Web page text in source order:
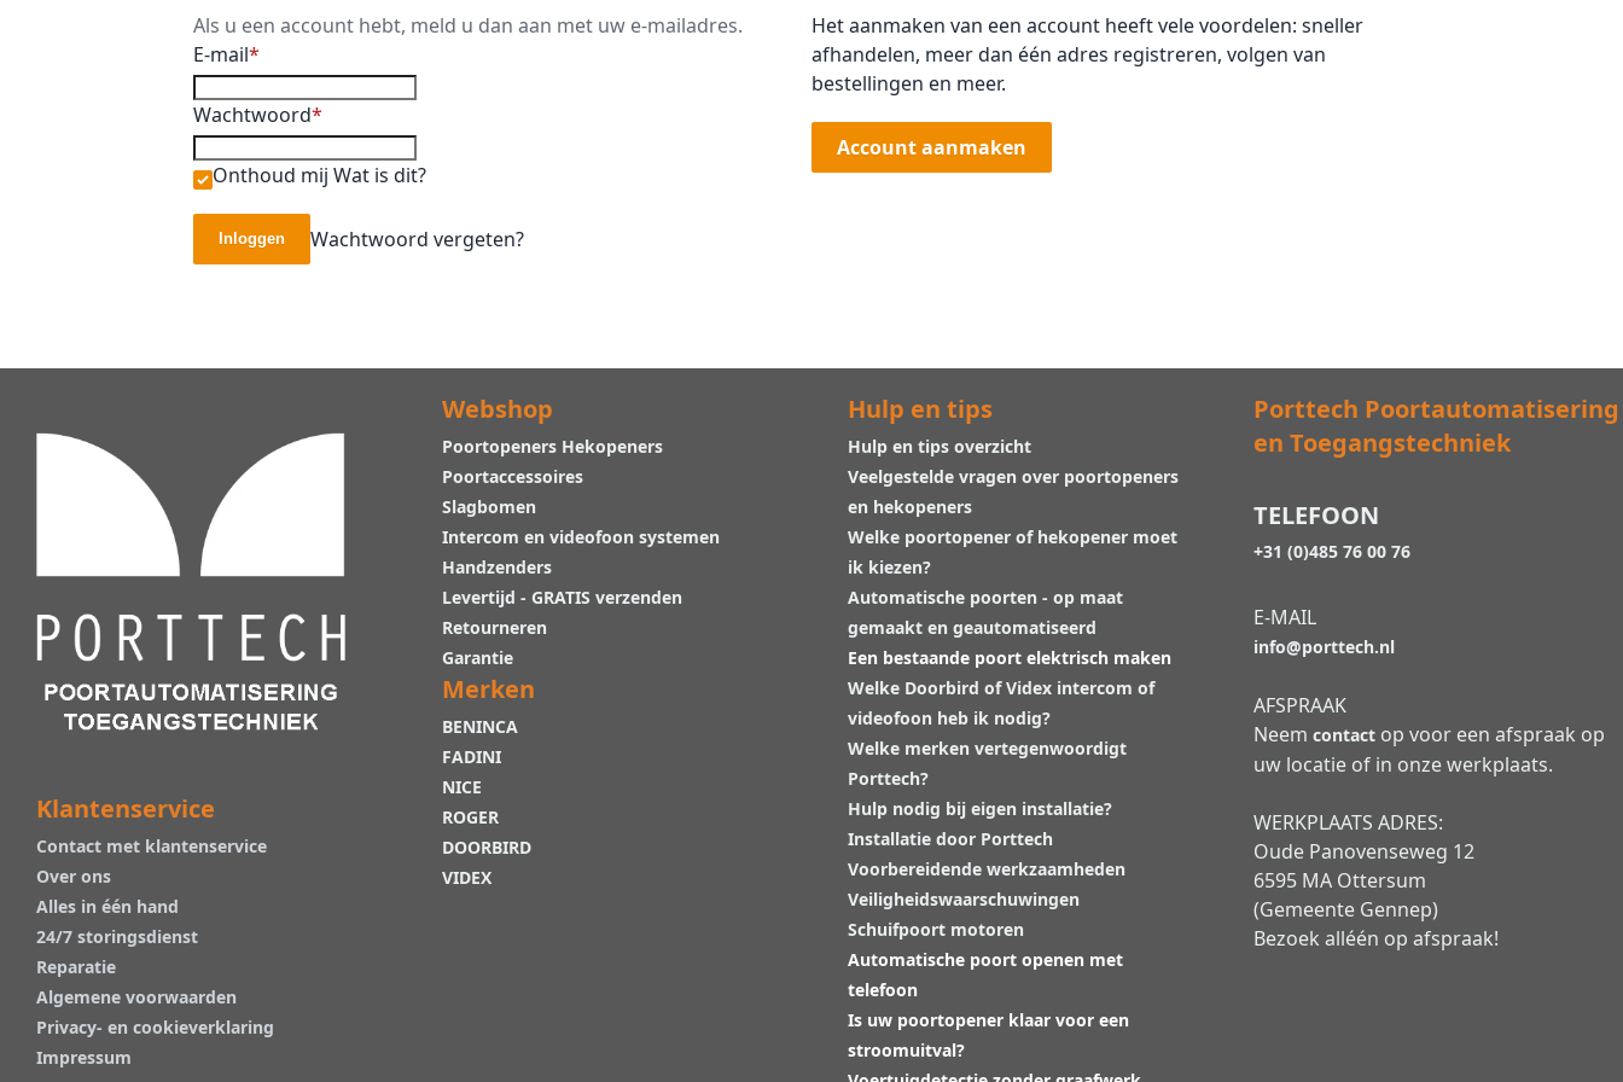
Als u een account hebt, meld u dan aan met uw e-mailadres.
E-mail
Wachtwoord
Onthoud mij Wat is dit?
Inloggen Wachtwoord vergeten?
Het aanmaken van een account heeft vele voordelen: sneller
afhandelen, meer dan één adres registreren, volgen van
bestellingen en meer.
Account aanmaken
Klantenservice
Contact met klantenservice
Over ons
Alles in één hand
24/7 storingsdienst
Reparatie
Algemene voorwaarden
Privacy- en cookieverklaring
Impressum
Webshop
Poortopeners Hekopeners
Poortaccessoires
Slagbomen
Intercom en videofoon systemen
Handzenders
Levertijd - GRATIS verzenden
Retourneren
Garantie
Merken
BENINCA
FADINI
NICE
ROGER
DOORBIRD
VIDEX
Hulp en tips
Hulp en tips overzicht
Veelgestelde vragen over poortopeners
en hekopeners
Welke poortopener of hekopener moet
ik kiezen?
Automatische poorten - op maat
gemaakt en geautomatiseerd
Een bestaande poort elektrisch maken
Welke Doorbird of Videx intercom of
videofoon heb ik nodig?
Welke merken vertegenwoordigt
Porttech?
Hulp nodig bij eigen installatie?
Installatie door Porttech
Voorbereidende werkzaamheden
Veiligheidswaarschuwingen
Schuifpoort motoren
Automatische poort openen met
telefoon
Is uw poortopener klaar voor een
stroomuitval?
Porttech Poortautomatisering
en Toegangstechniek
TELEFOON
+31 (0)485 76 00 76
E-MAIL
info@porttech.nl
AFSPRAAK
Neem contact op voor een afspraak op
uw locatie of in onze werkplaats.
WERKPLAATS ADRES:
Oude Panovenseweg 12
6595 MA Ottersum
(Gemeente Gennep)
Bezoek alléén op afspraak!